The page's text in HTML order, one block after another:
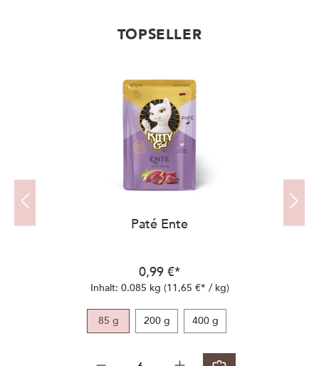
TOPSELLER
Paté Ente
0,99 €*
Inhalt: 0.085 kg (11,65 €* / kg)
85 g 200 g 400 g